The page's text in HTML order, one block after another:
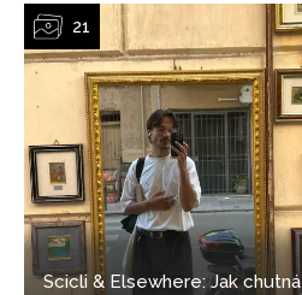
Scicli & Elsewhere: Jak chutná